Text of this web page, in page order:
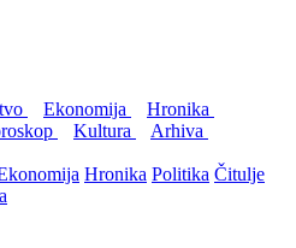
Ekonomija
Hronika
Kultura
Arhiva
Hronika Politika Čitulje